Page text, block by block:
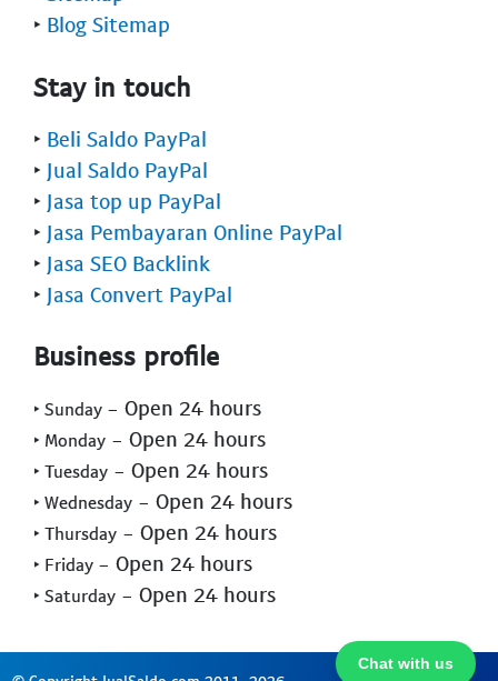
Chat with us
‣ Blog Sitemap
Stay in touch
‣ Beli Saldo PayPal
‣ Jual Saldo PayPal
‣ Jasa top up PayPal
‣ Jasa Pembayaran Online PayPal
‣ Jasa SEO Backlink
‣ Jasa Convert PayPal
Business profile
‣ Sunday - Open 24 hours
‣ Monday - Open 24 hours
‣ Tuesday - Open 24 hours
‣ Wednesday - Open 24 hours
‣ Thursday - Open 24 hours
‣ Friday - Open 24 hours
‣ Saturday - Open 24 hours